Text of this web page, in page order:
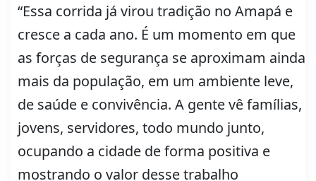
“Essa corrida já virou tradição no Amapá e
cresce a cada ano. É um momento em que
as forças de segurança se aproximam ainda
mais da população, em um ambiente leve,
de saúde e convivência. A gente vê famílias,
jovens, servidores, todo mundo junto,
ocupando a cidade de forma positiva e
mostrando o valor desse trabalho